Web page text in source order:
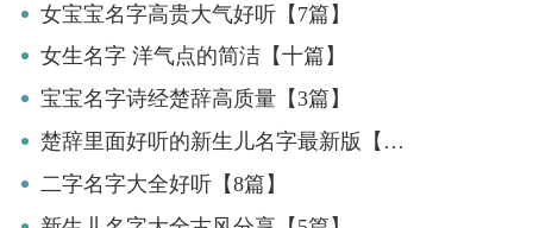
女宝宝名字高贵大气好听【7篇】
女生名字 洋气点的简洁【十篇】
宝宝名字诗经楚辞高质量【3篇】
楚辞里面好听的新生儿名字最新版【9篇】
二字名字大全好听【8篇】